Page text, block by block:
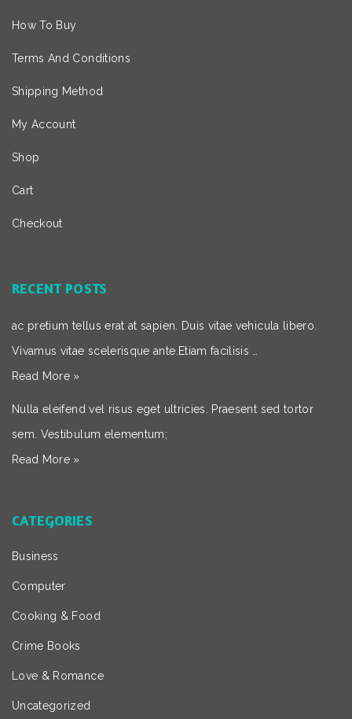
How To Buy
Terms And Conditions
Shipping Method
My Account
Shop
Cart
Checkout
RECENT POSTS
ac pretium tellus erat at sapien. Duis vitae vehicula libero.
Vivamus vitae scelerisque ante.Etiam facilisis …
Read More »
Nulla eleifend vel risus eget ultricies. Praesent sed tortor
sem. Vestibulum elementum;
Read More »
CATEGORIES
Business
Computer
Cooking & Food
Crime Books
Love & Romance
Uncategorized